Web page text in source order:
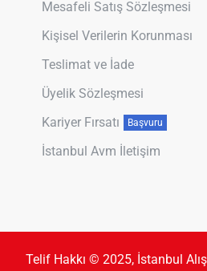
Mesafeli Satış Sözleşmesi
Kişisel Verilerin Korunması
Teslimat ve İade
Üyelik Sözleşmesi
Kariyer Fırsatı
Başvuru
İstanbul Avm İletişim
Telif Hakkı © 2025, İstanbul